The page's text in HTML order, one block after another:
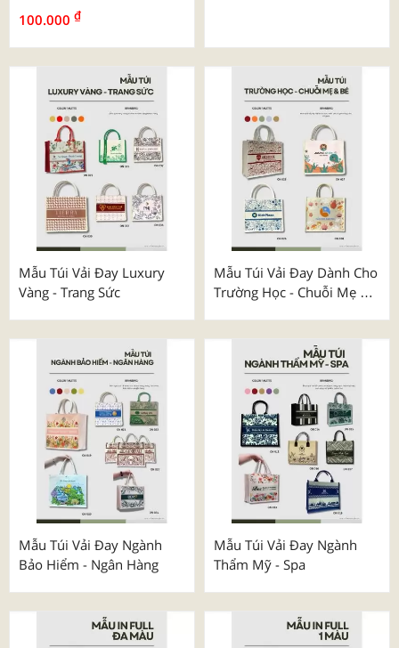
100.000 ₫
Mẫu Túi Vải Đay Luxury
Vàng - Trang Sức
Mẫu Túi Vải Đay Dành Cho
Trường Học - Chuỗi Mẹ &
Mẫu Túi Vải Đay Ngành
Bảo Hiểm - Ngân Hàng
Mẫu Túi Vải Đay Ngành
Thẩm Mỹ - Spa